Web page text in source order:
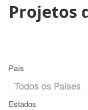
Projetos
País
Estados